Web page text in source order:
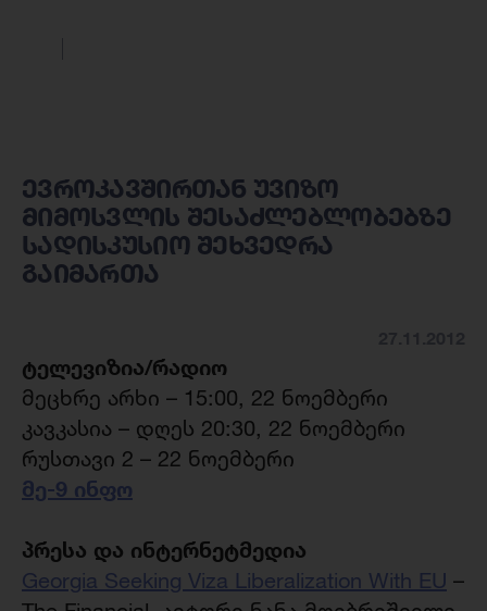
ევროკავშირთან უვიზო
მიმოსვლის შესაძლებლობებზე
სადისკუსიო შეხვედრა
გაიმართა
ტელევიზია/რადიო
მეცხრე არხი – 15:00, 22 ნოემბერი
კავკასია – დღეს 20:30, 22 ნოემბერი
რუსთავი 2 – 22 ნოემბერი
მე-9 ინფო
პრესა და ინტერნეტმედია
Georgia Seeking Viza Liberalization With EU –